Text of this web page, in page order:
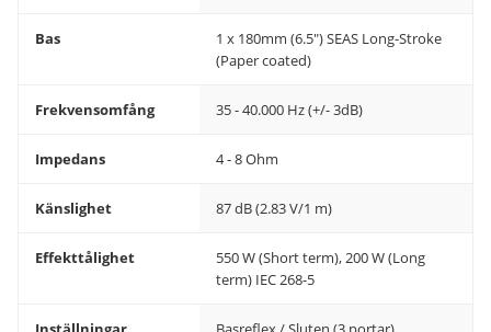
Bas
1 x 180mm (6.5") SEAS Long-Stroke
(Paper coated)
Frekvensomfång 35 - 40.000 Hz (+/- 3dB)
Impedans 4 - 8 Ohm
Känslighet 87 dB (2.83 V/1 m)
Effekttålighet
550 W (Short term), 200 W (Long
term) IEC 268-5